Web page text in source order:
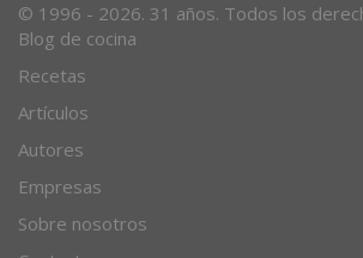
Blog de cocina
Recetas
Artículos
Autores
Empresas